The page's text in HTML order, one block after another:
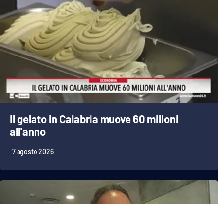
Sport
RUBRICHE
Good Morning Vietnam
Parchi Marini Calabria
Leggendo Alvaro insieme
Imprese Di Calabria
Venti di comunicazione
Il gelato in Calabria muove 60 milioni
all'anno
7 agosto 2026